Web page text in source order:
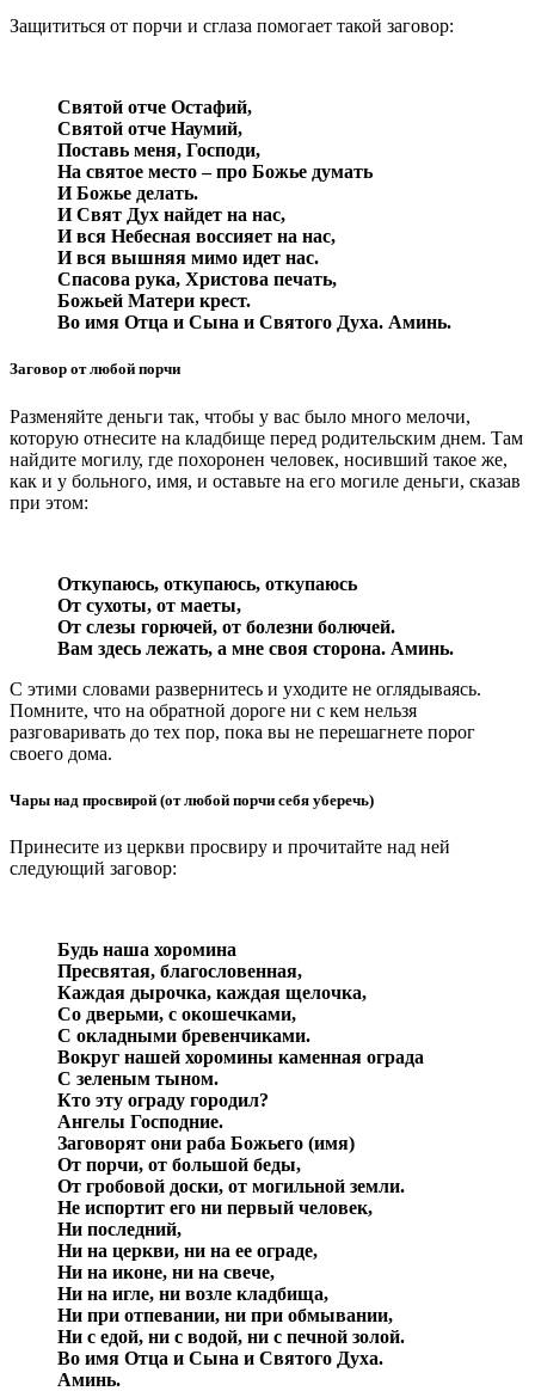
Защититься от порчи и сглаза помогает такой заговор:
Святой отче Остафий,
Святой отче Наумий,
Поставь меня, Господи,
На святое место – про Божье думать
И Божье делать.
И Свят Дух найдет на нас,
И вся Небесная воссияет на нас,
И вся вышняя мимо идет нас.
Спасова рука, Христова печать,
Божьей Матери крест.
Во имя Отца и Сына и Святого Духа. Аминь.
Заговор от любой порчи
Разменяйте деньги так, чтобы у вас было много мелочи,
которую отнесите на кладбище перед родительским днем. Там
найдите могилу, где похоронен человек, носивший такое же,
как и у больного, имя, и оставьте на его могиле деньги, сказав
при этом:
Откупаюсь, откупаюсь, откупаюсь
От сухоты, от маеты,
От слезы горючей, от болезни болючей.
Вам здесь лежать, а мне своя сторона. Аминь.
С этими словами развернитесь и уходите не оглядываясь.
Помните, что на обратной дороге ни с кем нельзя
разговаривать до тех пор, пока вы не перешагнете порог
своего дома.
Чары над просвирой (от любой порчи себя уберечь)
Принесите из церкви просвиру и прочитайте над ней
следующий заговор:
Будь наша хоромина
Пресвятая, благословенная,
Каждая дырочка, каждая щелочка,
Со дверьми, с окошечками,
С окладными бревенчиками.
Вокруг нашей хоромины каменная ограда
С зеленым тыном.
Кто эту ограду городил?
Ангелы Господние.
Заговорят они раба Божьего (имя)
От порчи, от большой беды,
От гробовой доски, от могильной земли.
Не испортит его ни первый человек,
Ни последний,
Ни на церкви, ни на ее ограде,
Ни на иконе, ни на свече,
Ни на игле, ни возле кладбища,
Ни при отпевании, ни при обмывании,
Ни с едой, ни с водой, ни с печной золой.
Во имя Отца и Сына и Святого Духа.
Аминь.